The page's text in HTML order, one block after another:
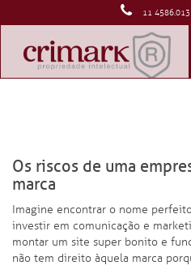
11
Os riscos de uma
marca
Imagine encontrar o nome
investir em comunicação e
montar um site super bonito e
não tem direito àquela marca